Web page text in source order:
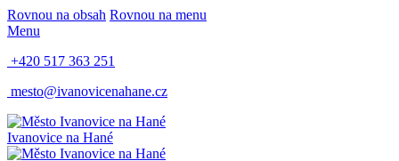
Rovnou na obsah Rovnou na menu
Menu
+420 517 363 251
mesto@ivanovicenahane.cz
Ivanovice na Hané